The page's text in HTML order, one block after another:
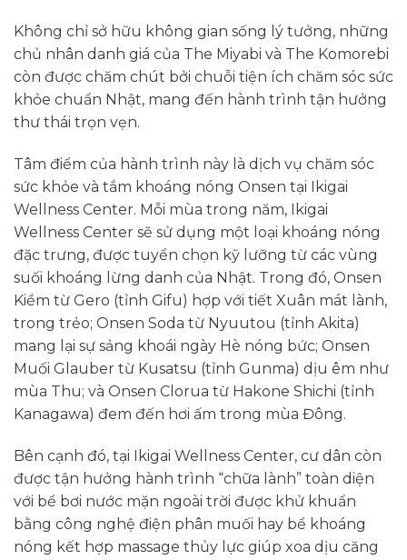
Không chỉ sở hữu không gian sống lý tưởng, những
chủ nhân danh giá của The Miyabi và The Komorebi
còn được chăm chút bởi chuỗi tiện ích chăm sóc sức
khỏe chuẩn Nhật, mang đến hành trình tận hưởng
thư thái trọn vẹn.
Tâm điểm của hành trình này là dịch vụ chăm sóc
sức khỏe và tắm khoáng nóng Onsen tại Ikigai
Wellness Center. Mỗi mùa trong năm, Ikigai
Wellness Center sẽ sử dụng một loại khoáng nóng
đặc trưng, được tuyển chọn kỹ lưỡng từ các vùng
suối khoáng lừng danh của Nhật. Trong đó, Onsen
Kiềm từ Gero (tỉnh Gifu) hợp với tiết Xuân mát lành,
trong trẻo; Onsen Soda từ Nyuutou (tỉnh Akita)
mang lại sự sảng khoái ngày Hè nóng bức; Onsen
Muối Glauber từ Kusatsu (tỉnh Gunma) dịu êm như
mùa Thu; và Onsen Clorua từ Hakone Shichi (tỉnh
Kanagawa) đem đến hơi ấm trong mùa Đông.
Bên cạnh đó, tại Ikigai Wellness Center, cư dân còn
được tận hưởng hành trình “chữa lành” toàn diện
với bể bơi nước mặn ngoài trời được khử khuẩn
bằng công nghệ điện phân muối hay bể khoáng
nóng kết hợp massage thủy lực giúp xoa dịu căng